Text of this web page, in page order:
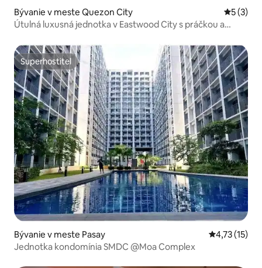
Bývanie v meste Quezon City
5 (3)
Útulná luxusná jednotka v Eastwood City s práčkou a
Superhostiteľ
Superhostiteľ
Bývanie v meste Pasay Priemerné
4,73 (15)
Jednotka kondomínia SMDC @Moa Complex